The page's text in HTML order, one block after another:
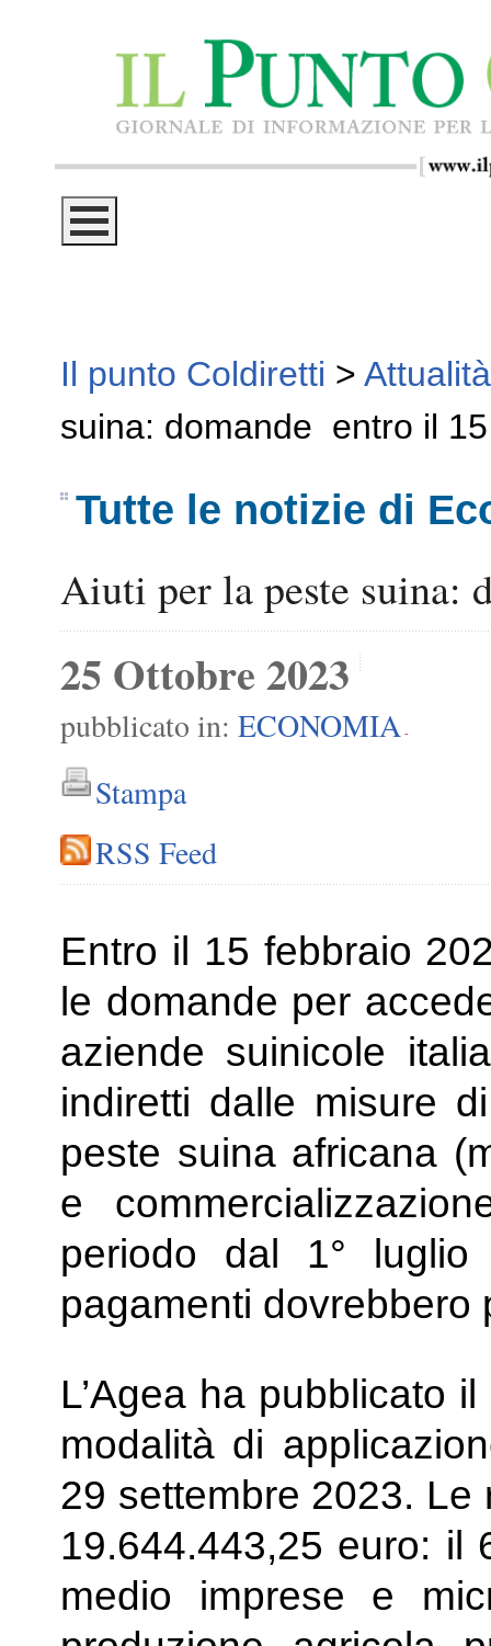
Il punto Coldiretti > Attualità
suina: domande entro il
Tutte le notizie di
Aiuti per la peste suina:
25 Ottobre 2023
pubblicato in: ECONOMIA -
Stampa
RSS Feed
Entro il 15 febbraio
le domande per
aziende suinicole
indiretti dalle misure
peste suina africana
e
periodo dal 1°
pagamenti dovrebbero
L’Agea ha pubblicato
modalità di
29 settembre 2023. Le
19.644.443,25 euro: il
medio imprese e